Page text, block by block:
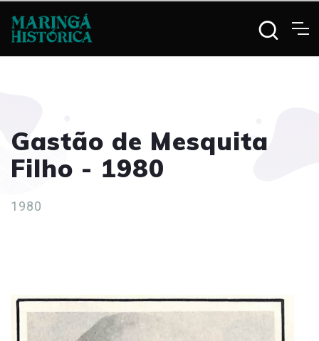
Gastão de Mesquita
Filho - 1980
1980